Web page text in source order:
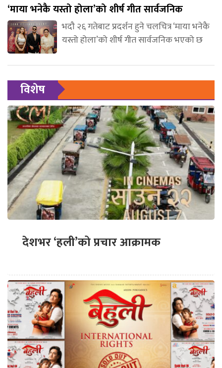
‘माया भनेकै यस्तो होला’को शीर्ष गीत सार्वजनिक
भदौ २६ गतेबाट प्रदर्शन हुने चलचित्र ‘माया भनेकै
यस्तो होला’को शीर्ष गीत सार्वजनिक भएको छ
विशेष
देशभर ‘हली’को प्रचार आक्रामक